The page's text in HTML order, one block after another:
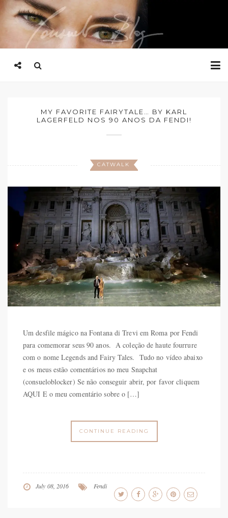
MY FAVORITE FAIRYTALE… BY KARL
LAGERFELD NOS 90 ANOS DA FENDI!
CATWALK
Um desfile mágico na Fontana di Trevi em Roma por Fendi
para comemorar seus 90 anos. A coleção de haute fourrure
com o nome Legends and Fairy Tales. Tudo no vídeo abaixo
e os meus estão comentários no meu Snapchat
(consueloblocker) Se não conseguir abrir, por favor cliquem
AQUI E o meu comentário sobre o […]
CONTINUE READING
July 08, 2016 Fendi